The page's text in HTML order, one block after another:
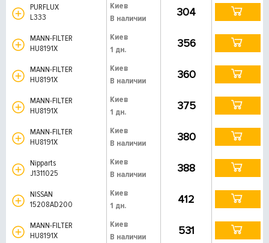
PURFLUX
L333
Киев
В наличии
304
MANN-FILTER
HU8191X
Киев
1 дн.
356
MANN-FILTER
HU8191X
Киев
В наличии
360
MANN-FILTER
HU8191X
Киев
1 дн.
375
MANN-FILTER
HU8191X
Киев
В наличии
380
Nipparts
J1311025
Киев
В наличии
388
NISSAN
15208AD200
Киев
1 дн.
412
MANN-FILTER
HU8191X
Киев
В наличии
531